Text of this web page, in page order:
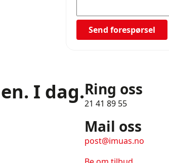
Send forespørsel
I dag.Ring oss
21 41 89 55
Mail oss
post@imuas.no